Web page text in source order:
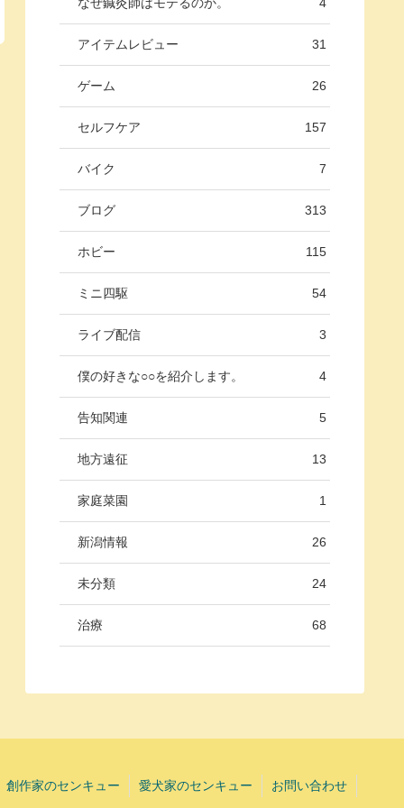
アイテムレビュー 31
ゲーム 26
セルフケア 157
バイク 7
ブログ 313
ホビー 115
ミニ四駆 54
ライブ配信 3
僕の好きな○○を紹介します。 4
告知関連 5
地方遠征 13
家庭菜園 1
新潟情報 26
未分類 24
治療 68
創作家のセンキュー 愛犬家のセンキュー お問い合わせ